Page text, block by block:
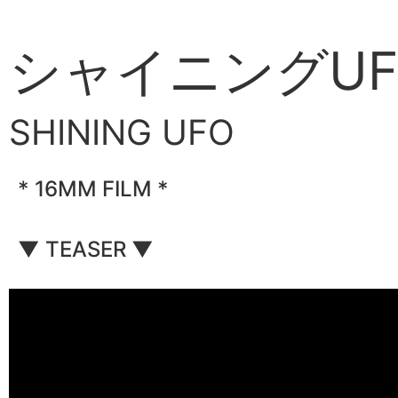
シャイニング
SHINING UFO
* 16MM FILM *
▼ TEASER ▼